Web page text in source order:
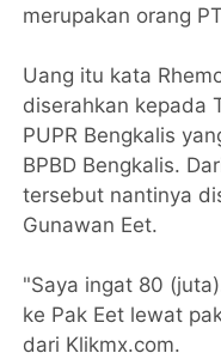
merupakan orang
Uang itu kata
diserahkan kepada
PUPR Bengkalis
BPBD Bengkalis.
tersebut nantinya
Gunawan Eet.
"Saya ingat 80
ke Pak Eet lewat
dari Klikmx.com.